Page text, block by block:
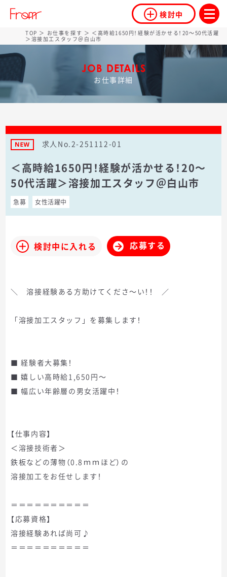
検討中
TOP ＞ お仕事を探す ＞ ＜高時給1650円！経験が活かせる！20～50代活躍
＞溶接加工スタッフ＠白山市
JOB DETAILS
お仕事詳細
求人No.2-251112-01
＜高時給1650円！経験が活かせる！20～
50代活躍＞溶接加工スタッフ＠白山市
急募 女性活躍中
検討中に入れる 応募する
＼ 溶接経験ある方助けてくださ～い！！ ／
「溶接加工スタッフ」を募集します！
■ 経験者大募集！
■ 嬉しい高時給1,650円～
■ 幅広い年齢層の男女活躍中！
【仕事内容】
＜溶接技術者＞
鉄板などの薄物（0.8ｍｍほど）の
溶接加工をお任せします！
＝＝＝＝＝＝＝＝＝＝
【応募資格】
溶接経験あれば尚可♪
＝＝＝＝＝＝＝＝＝＝